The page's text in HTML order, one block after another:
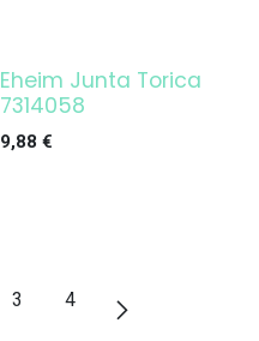
Eheim Junta Torica
7314058
9,88 €
3 4